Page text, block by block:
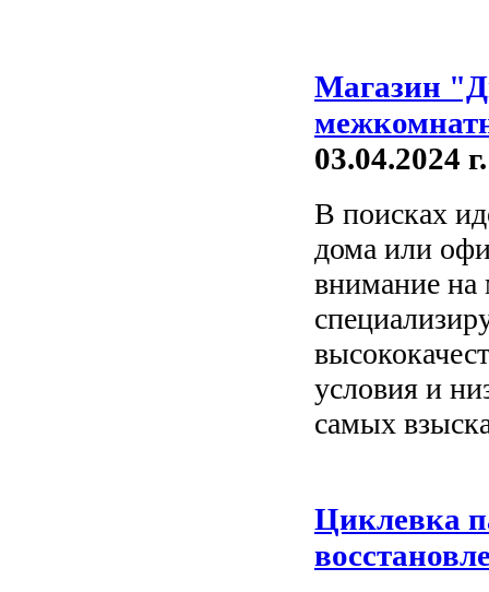
Магазин
03.04.2024 г.
В поисках
дома или
внимание
условия и
самых
Циклевка